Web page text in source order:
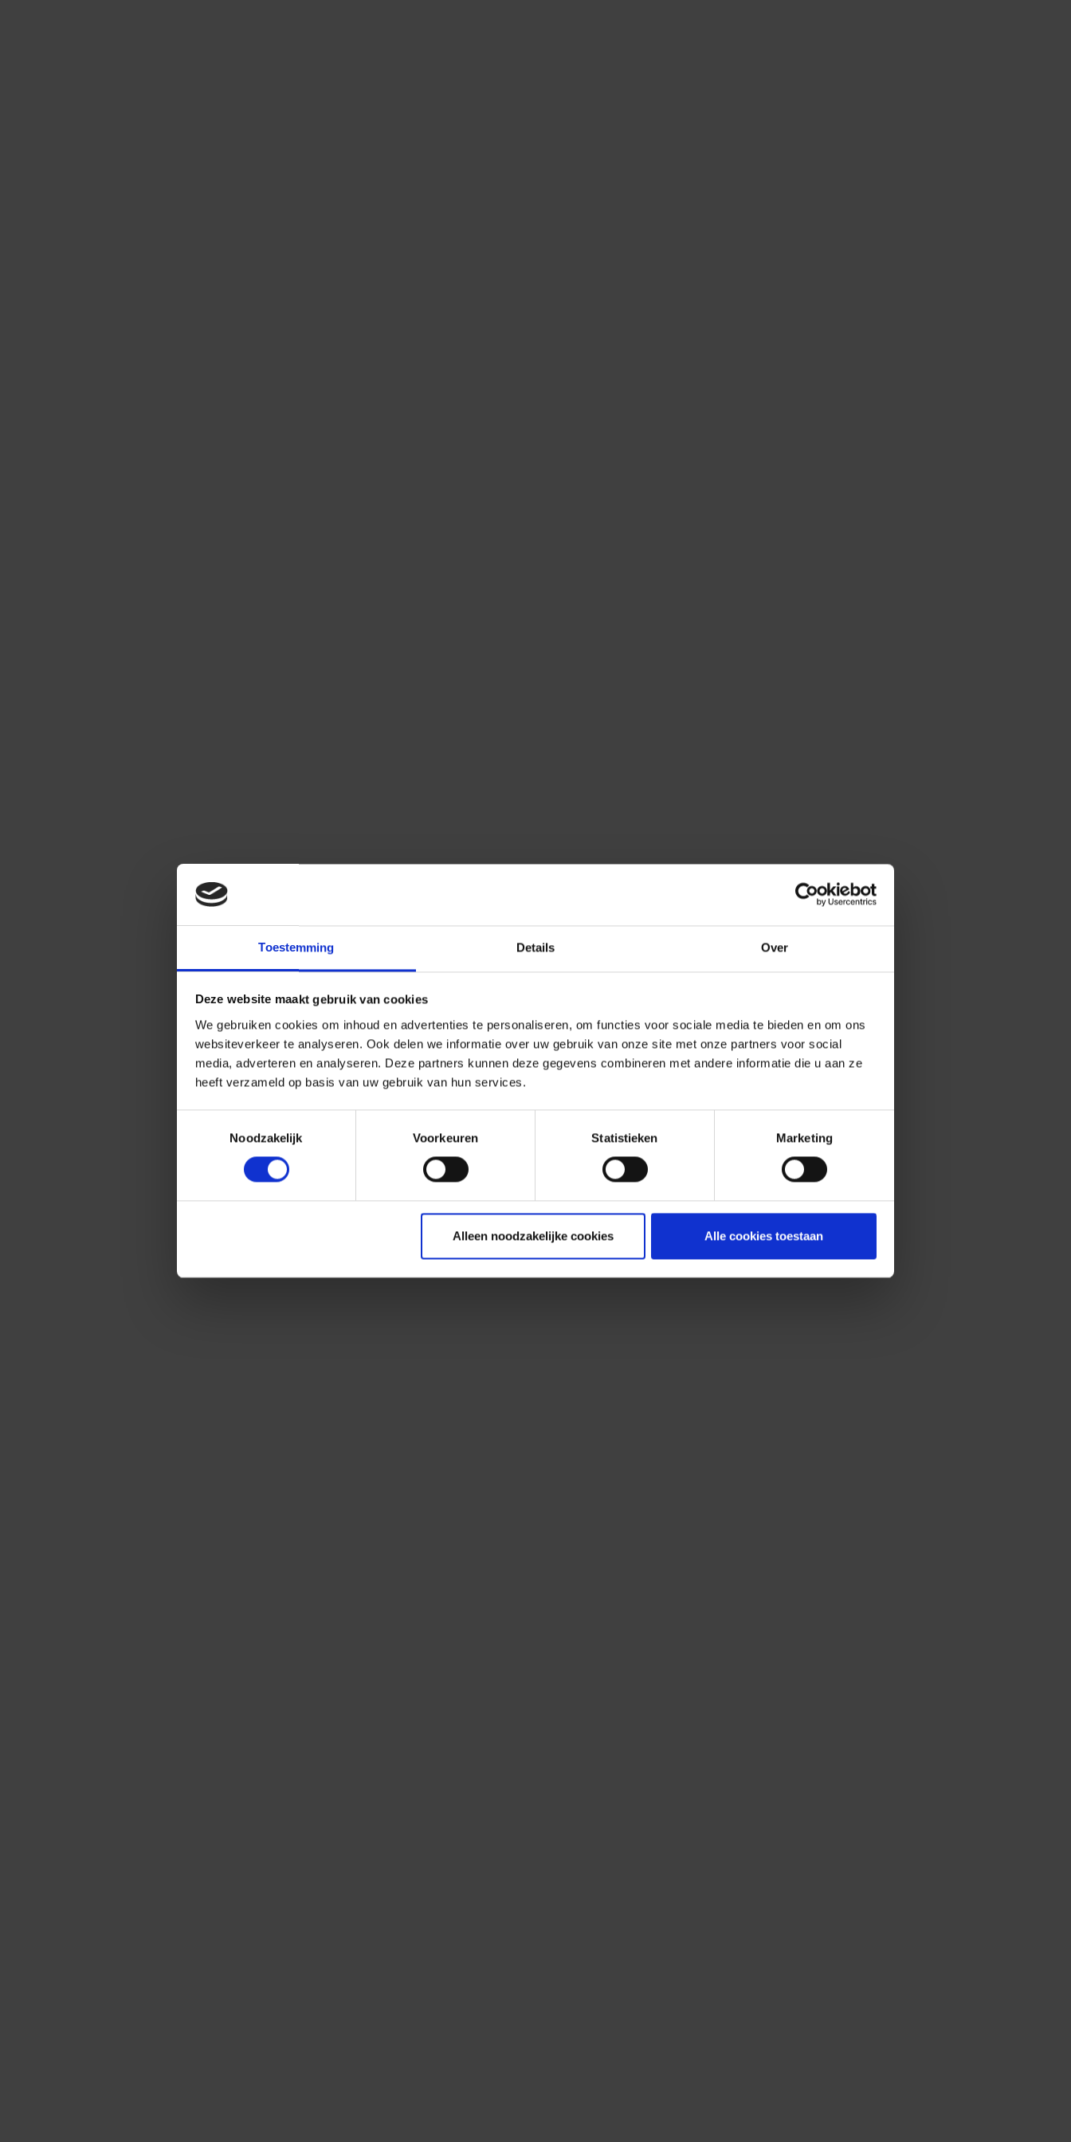
Toestemming Details Over
Deze website maakt gebruik van cookies
We gebruiken cookies om inhoud en advertenties te personaliseren, om functies voor sociale media te bieden en om ons
websiteverkeer te analyseren. Ook delen we informatie over uw gebruik van onze site met onze partners voor social
media, adverteren en analyseren. Deze partners kunnen deze gegevens combineren met andere informatie die u aan ze
heeft verzameld op basis van uw gebruik van hun services.
Noodzakelijk
Voorkeuren Statistieken Marketing
Alleen noodzakelijke cookies Alle cookies toestaan